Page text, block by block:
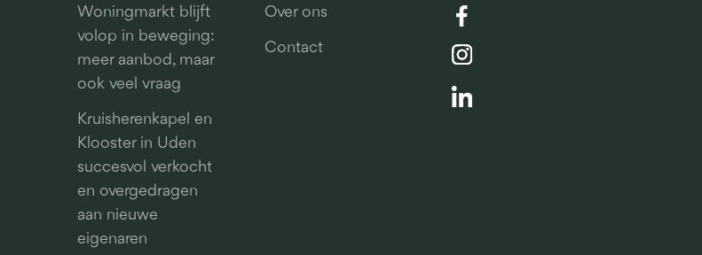
Woningmarkt blijft
volop in beweging:
meer aanbod, maar
ook veel vraag
Kruisherenkapel en
Klooster in Uden
succesvol verkocht
en overgedragen
aan nieuwe
eigenaren
Over ons
Contact